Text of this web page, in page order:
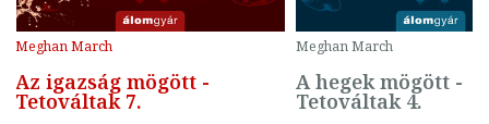
Meghan March
Az igazság mögött -
Tetováltak 7.
Meghan March
A hegek mögött -
Tetováltak 4.